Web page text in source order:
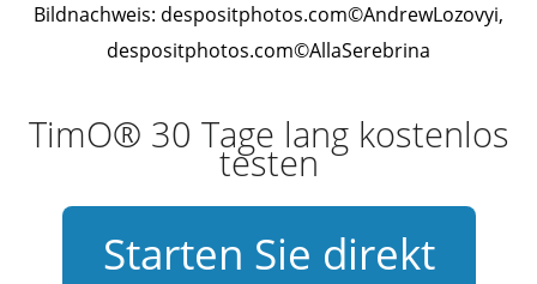
Bildnachweis: despositphotos.com©AndrewLozovyi,
despositphotos.com©AllaSerebrina
TimO® 30 Tage lang kostenlos
testen
Starten Sie direkt